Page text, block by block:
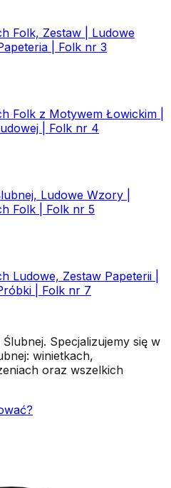
Folk, Zestaw | Ludowe
| Folk nr 3
Folk z Motywem Łowickim |
| Folk nr 4
Ludowe Wzory |
Folk | Folk nr 5
Ludowe, Zestaw Papeterii |
| Folk nr 7
Specjalizujemy się w
winietkach,
oraz wszelkich